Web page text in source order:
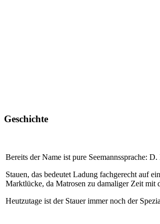
Geschichte
Bereits der Name ist pure Seemannssprache:
Stauen, das bedeutet Ladung fachgerecht auf
Marktlücke, da Matrosen zu damaliger Zeit mit
Heutzutage ist der Stauer immer noch der